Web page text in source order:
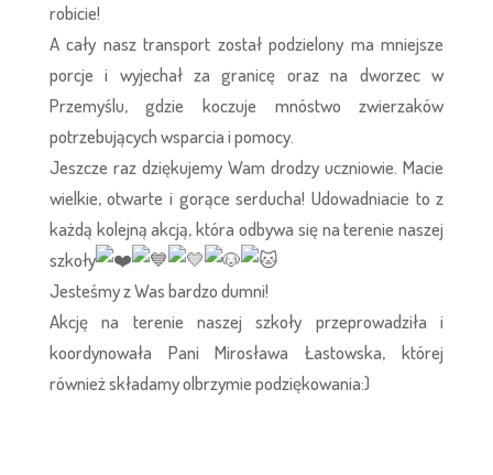
robicie!
A cały nasz transport został podzielony ma mniejsze
porcje i wyjechał za granicę oraz na dworzec w
Przemyślu, gdzie koczuje mnóstwo zwierzaków
potrzebujących wsparcia i pomocy.
Jeszcze raz dziękujemy Wam drodzy uczniowie. Macie
wielkie, otwarte i gorące serducha! Udowadniacie to z
każdą kolejną akcją, która odbywa się na terenie naszej
szkoły
Jesteśmy z Was bardzo dumni!
Akcję na terenie naszej szkoły przeprowadziła i
koordynowała Pani Mirosława Łastowska, której
również składamy olbrzymie podziękowania:)